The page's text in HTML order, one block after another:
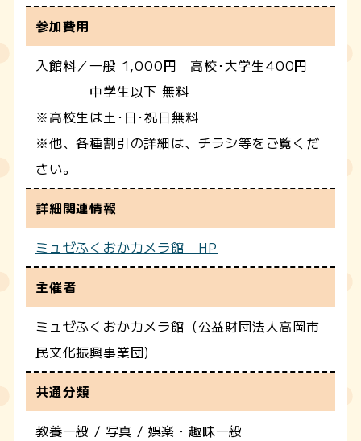
参加費用
入館料／一般 1,000円 高校･大学生400円
中学生以下 無料
※高校生は土･日･祝日無料
※他、各種割引の詳細は、チラシ等をご覧くだ
さい。
詳細関連情報
ミュゼふくおかカメラ館 HP
主催者
ミュゼふくおかカメラ館（公益財団法人高岡市
民文化振興事業団)
共通分類
教養一般 / 写真 / 娯楽・趣味一般